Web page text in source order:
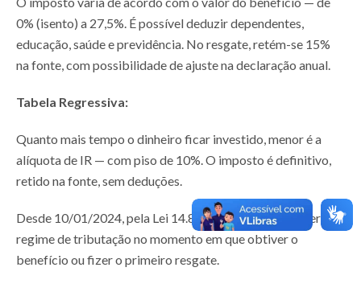
0% (isento) a 27,5%. É possível deduzir dependentes,
educação, saúde e previdência. No resgate, retém-se 15%
na fonte, com possibilidade de ajuste na declaração anual.
Tabela Regressiva:
Quanto mais tempo o dinheiro ficar investido, menor é a
alíquota de IR — com piso de 10%. O imposto é definitivo,
retido na fonte, sem deduções.
Desde 10/01/2024, pela Lei 14.803, você pode escolher o
regime de tributação no momento em que obtiver o
benefício ou fizer o primeiro resgate.